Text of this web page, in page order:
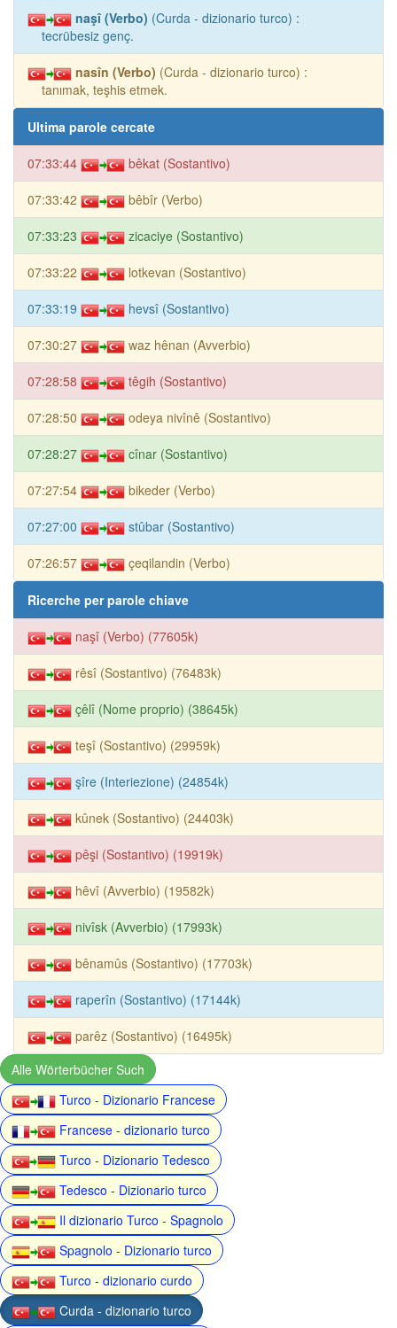
naşî (Verbo) (Curda - dizionario turco) :
tecrübesiz genç.
nasîn (Verbo) (Curda - dizionario turco) :
tanımak, teşhis etmek.
Ultima parole cercate
07:33:44 bêkat (Sostantivo)
07:33:42 bêbîr (Verbo)
07:33:23 zicaciye (Sostantivo)
07:33:22 lotkevan (Sostantivo)
07:33:19 hevsî (Sostantivo)
07:30:27 waz hênan (Avverbio)
07:28:58 têgih (Sostantivo)
07:28:50 odeya nivînê (Sostantivo)
07:28:27 cînar (Sostantivo)
07:27:54 bikeder (Verbo)
07:27:00 stûbar (Sostantivo)
07:26:57 çeqilandin (Verbo)
Ricerche per parole chiave
naşî (Verbo) (77605k)
rêsî (Sostantivo) (76483k)
çêlî (Nome proprio) (38645k)
teşî (Sostantivo) (29959k)
şîre (Interiezione) (24854k)
kûnek (Sostantivo) (24403k)
pêşi (Sostantivo) (19919k)
hêvî (Avverbio) (19582k)
nivîsk (Avverbio) (17993k)
bênamûs (Sostantivo) (17703k)
raperîn (Sostantivo) (17144k)
parêz (Sostantivo) (16495k)
Alle Wörterbücher Such
Turco - Dizionario Francese
Francese - dizionario turco
Turco - Dizionario Tedesco
Tedesco - Dizionario turco
Il dizionario Turco - Spagnolo
Spagnolo - Dizionario turco
Turco - dizionario curdo
Curda - dizionario turco